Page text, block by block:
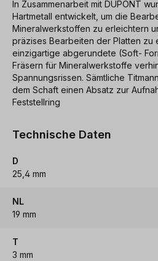
In Zusammenarbeit mit DUPONT
Hartmetall entwickelt, um die
Mineralwerkstoffen zu erleichtern
präzises Bearbeiten der Platten zu
einzigartige abgerundete (Soft-
Fräsern für Mineralwerkstoffe
Spannungsrissen. Sämtliche
dem Schaft einen Absatz zur
Feststellring
Technische Daten
D
25,4 mm
NL
19 mm
T
3 mm